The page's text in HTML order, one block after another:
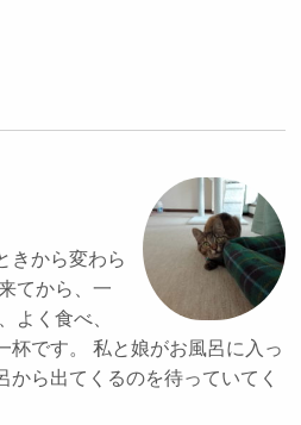
きから変わら
てから、一
よく食べ、
杯です。 私と娘がお風呂に入っ
から出てくるのを待っていてく